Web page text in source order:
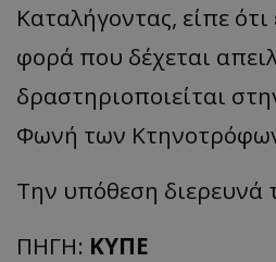
Καταλήγοντας, είπε
φορά που δέχεται
δραστηριοποιείται
Φωνή των
Την υπόθεση διερευνά
ΠΗΓΗ: ΚΥΠΕ